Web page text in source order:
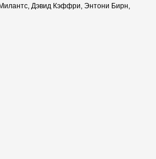
Дэвид Кэффри, Энтони Бирн,